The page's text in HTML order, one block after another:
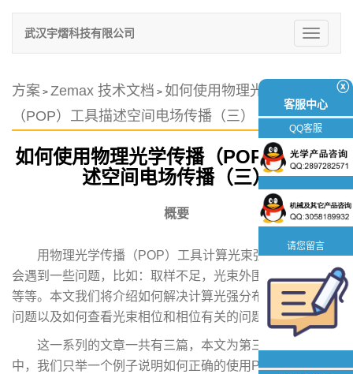
切
换
武汉宇熠科技有限公司
方案 > Zemax 技术文档 > 如何使用物理光学传播
（POP）工具描述空间电场传播（三）
如何使用物理光学传播（POP）工具描
述空间电场传播（三）
概要
用物理光学传播（POP）工具计算光束强度分布时经常
会遇到一些问题，比如：取样不足，光束外围空白区域不足
等等。本文我们将介绍如何解决计算光强分布时可能遇到的
问题以及如何查看光束相位和相位有关的问题。
这一系列的文章一共有三篇，本文为第三篇。三篇文章
中，我们只举一个例子说明如何正确的使用POP。 三篇文
ⓧ
客服中心
QQ客服
请您留言